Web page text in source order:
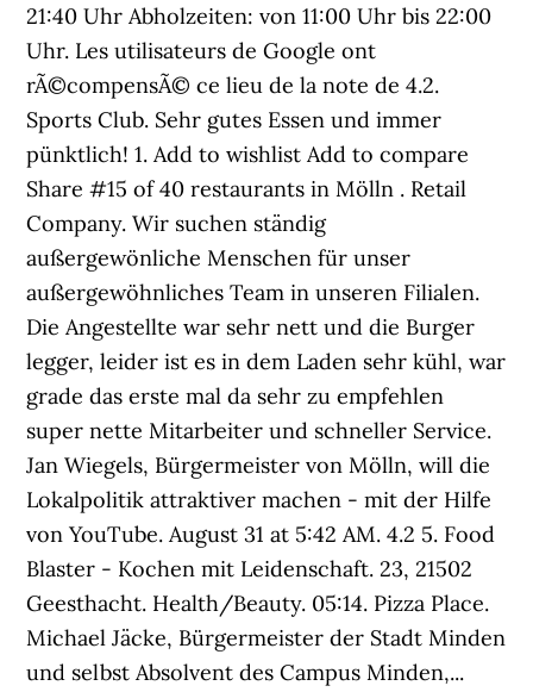
21:40 Uhr Abholzeiten: von 11:00 Uhr bis 22:00
Uhr. Les utilisateurs de Google ont
rÃ©compensÃ© ce lieu de la note de 4.2.
Sports Club. Sehr gutes Essen und immer
pünktlich! 1. Add to wishlist Add to compare
Share #15 of 40 restaurants in Mölln . Retail
Company. Wir suchen ständig
außergewönliche Menschen für unser
außergewöhnliches Team in unseren Filialen.
Die Angestellte war sehr nett und die Burger
legger, leider ist es in dem Laden sehr kühl, war
grade das erste mal da sehr zu empfehlen
super nette Mitarbeiter und schneller Service.
Jan Wiegels, Bürgermeister von Mölln, will die
Lokalpolitik attraktiver machen - mit der Hilfe
von YouTube. August 31 at 5:42 AM. 4.2 5. Food
Blaster - Kochen mit Leidenschaft. 23, 21502
Geesthacht. Health/Beauty. 05:14. Pizza Place.
Michael Jäcke, Bürgermeister der Stadt Minden
und selbst Absolvent des Campus Minden,...